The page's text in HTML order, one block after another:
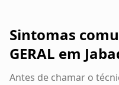
Sintomas
GERAL em
Antes de chamar o